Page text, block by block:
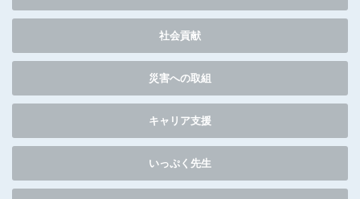
社会貢献
災害への取組
キャリア支援
いっぷく先生